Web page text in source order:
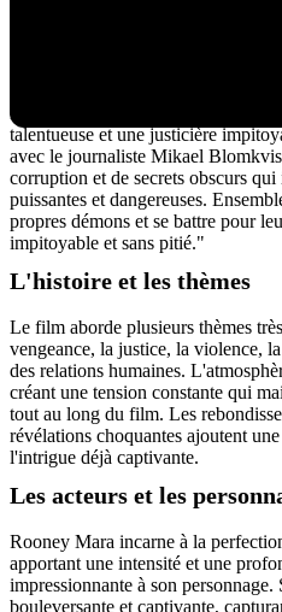
"L'intrigante histoire de
les nouvelles aventures de Lisbeth
talentueuse et une justicière
avec le journaliste Mikael
corruption et de secrets obscurs
puissantes et dangereuses.
propres démons et se battre pour
impitoyable et sans pitié."
L'histoire et les thèmes
Le film aborde plusieurs thèmes
vengeance, la justice, la violence,
des relations humaines.
créant une tension constante qui
tout au long du film. Les
révélations choquantes ajoutent
l'intrigue déjà captivante.
Les acteurs et les
Rooney Mara incarne à la
apportant une intensité et une
impressionnante à son personnage.
bouleversante et captivante,